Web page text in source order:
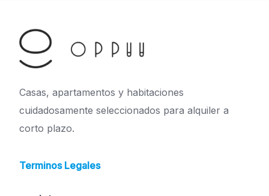
Casas, apartamentos y habitaciones
cuidadosamente seleccionados para alquiler a
corto plazo.
Terminos Legales